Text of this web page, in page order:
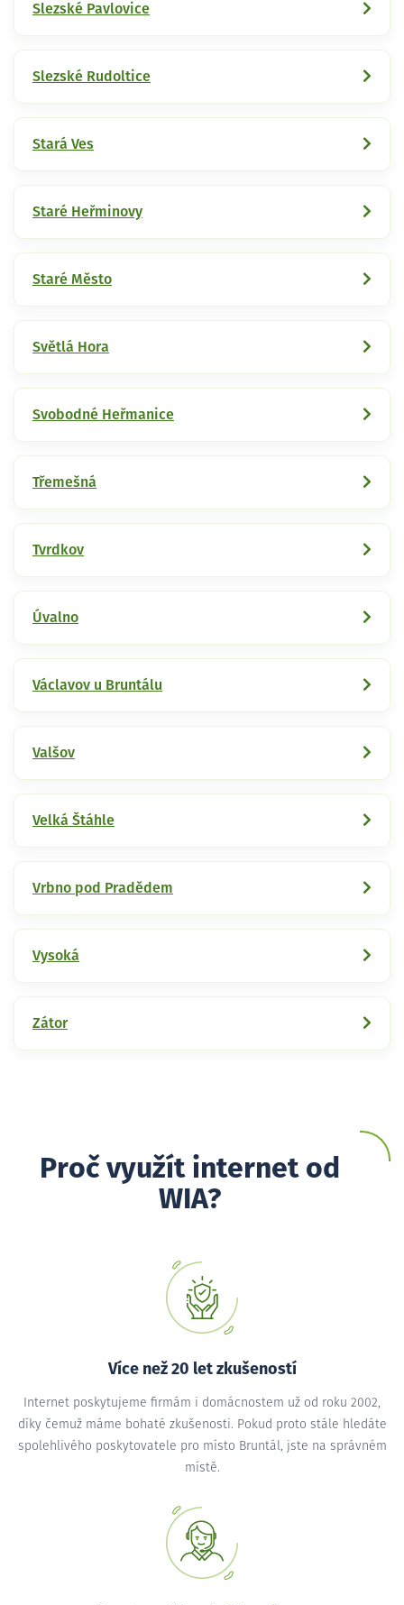
Slezské Pavlovice
Slezské Rudoltice
Stará Ves
Staré Heřminovy
Staré Město
Světlá Hora
Svobodné Heřmanice
Třemešná
Tvrdkov
Úvalno
Václavov u Bruntálu
Valšov
Velká Štáhle
Vrbno pod Pradědem
Vysoká
Zátor
Proč využít internet od
WIA?
Více než 20 let zkušeností
Internet poskytujeme firmám i domácnostem už od roku 2002,
díky čemuž máme bohaté zkušenosti. Pokud proto stále hledáte
spolehlivého poskytovatele pro místo Bruntál, jste na správném
místě.